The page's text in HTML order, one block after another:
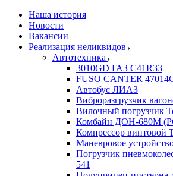
Наша история
Новости
Вакансии
Реализация неликвидов
Автотехника
3010GD ГАЗ С41R33
FUSO CANTER
Автобус ЛИАЗ
Виброразгрузчик
Вилочный погрузчик
Комбайн ДОН-680М
Компрессор винтовой
Маневровое
Погрузчик
541